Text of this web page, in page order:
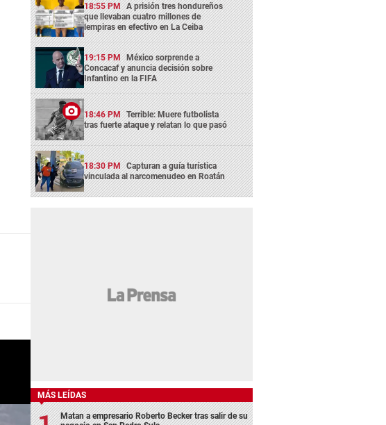
18:55 PM A prisión tres hondureños
que llevaban cuatro millones de
lempiras en efectivo en La Ceiba
19:15 PM México sorprende a
Concacaf y anuncia decisión sobre
Infantino en la FIFA
18:46 PM Terrible: Muere futbolista
tras fuerte ataque y relatan lo que pasó
18:30 PM Capturan a guía turística
vinculada al narcomenudeo en Roatán
MÁS LEÍDAS
Matan a empresario Roberto Becker tras salir de su